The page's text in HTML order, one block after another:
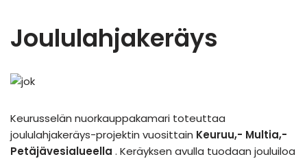
Joululahjakeräys
Keurusselän nuorkauppakamari toteuttaa
joululahjakeräys-projektin vuosittain Keuruu,- Multia,-
Petäjävesialueella . Keräyksen avulla tuodaan jouluiloa